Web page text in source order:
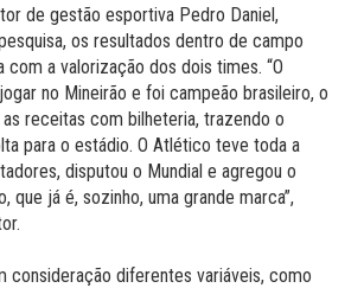
de gestão esportiva Pedro Daniel,
os resultados dentro de campo
a valorização dos dois times. “O
no Mineirão e foi campeão brasileiro, o
receitas com bilheteria, trazendo o
para o estádio. O Atlético teve toda a
disputou o Mundial e agregou o
que já é, sozinho, uma grande marca”,
consideração diferentes variáveis, como